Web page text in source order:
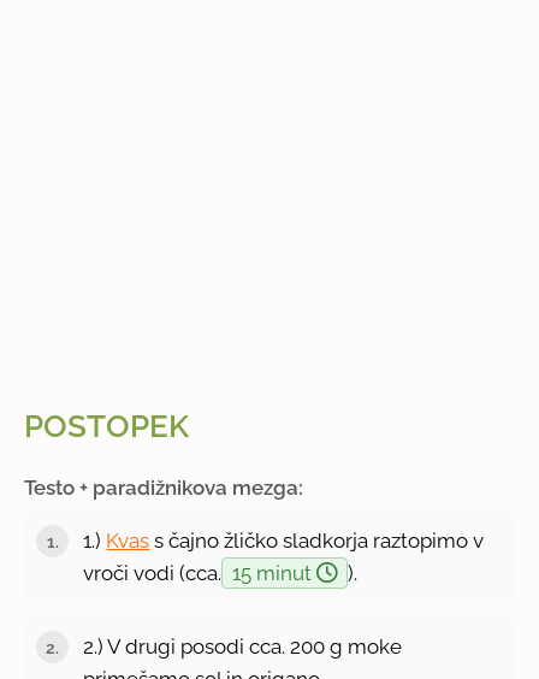
POSTOPEK
Testo + paradižnikova mezga:
1.) Kvas s čajno žličko sladkorja raztopimo v
vroči vodi (cca. 15 minut ).
2.) V drugi posodi cca. 200 g moke